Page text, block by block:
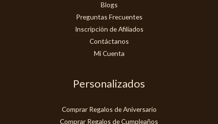
Blogs
Preguntas Frecuentes
Inscripción de Afiliados
Contáctanos
Mi Cuenta
Personalizados
Comprar Regalos de Aniversario
Comprar Regalos de Cumpleaños